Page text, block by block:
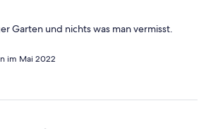
Garten und nichts was man vermisst.
im Mai 2022